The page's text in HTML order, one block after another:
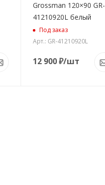
Grossman 120×90 GR-
41210920L белый
Под заказ
Арт.: GR-41210920L
12 900₽/шт